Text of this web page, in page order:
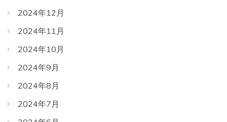
2024年12月
2024年11月
2024年10月
2024年9月
2024年8月
2024年7月